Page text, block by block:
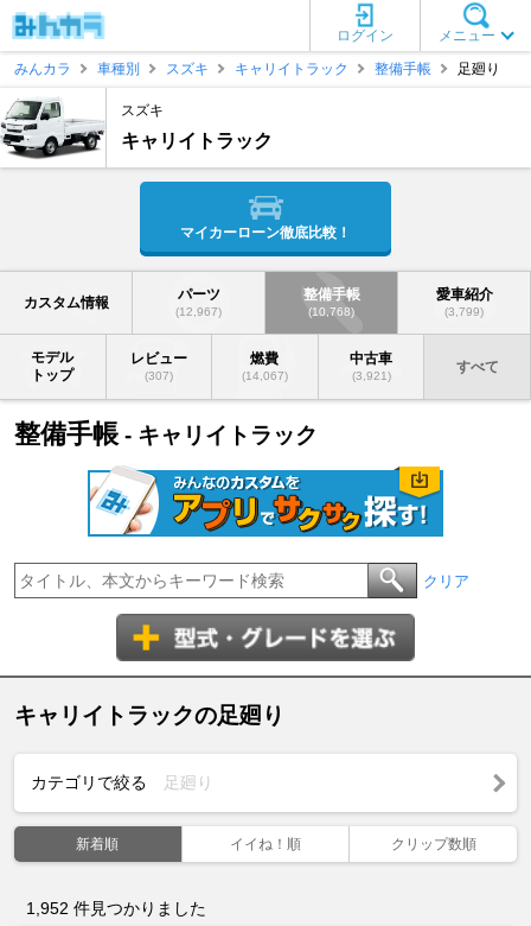
メニュー
ログイン
みんカラ
車種別 スズキ キャリイトラック 整備手帳 足廻り
スズキ
キャリイトラック
マイカーローン徹底比較！
カスタム情報 パーツ
(12,967)
整備手帳
(10,768)
愛車紹介
(3,799)
モデル
トップ
レビュー
(307)
燃費
(14,067)
中古車
(3,921)
すべて
整備手帳 - キャリイトラック
クリア
キャリイトラックの足廻り
カテゴリで絞る 足廻り
新着順 イイね！順 クリップ数順
1,952 件見つかりました